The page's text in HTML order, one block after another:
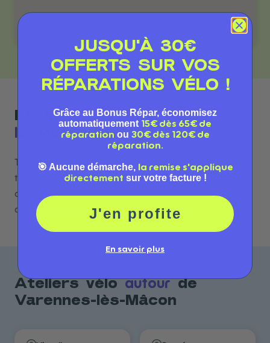
Réparation vélo à Varennes-
lès-Mâcon
Trouvez le meilleur atelier de réparation vélo et
trottinette à Varennes-lès-Mâcon. Consultez les avis,
comparez les services et prenez rendez-vous en ligne
avec l'un de nos 1 réparateurs référencés.
Ateliers vélo autour de
Varennes-lès-Mâcon
JUSQU'À 30€
OFFERTS SUR VOS
RÉPARATIONS VÉLO !
Grâce au Bonus Répar, économisez
automatiquement 15€ dès 65€ de
réparation ou 30€ dès 120€ de
réparation.
🎯 Aucune démarche, la remise s'applique
directement sur votre facture !
J'en profite
En savoir plus